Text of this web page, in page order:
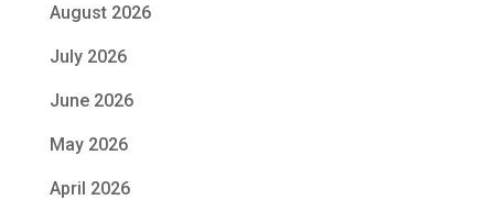
August 2026
July 2026
June 2026
May 2026
April 2026